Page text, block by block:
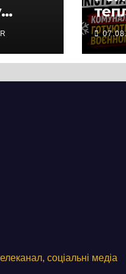
на
соціальні медіа